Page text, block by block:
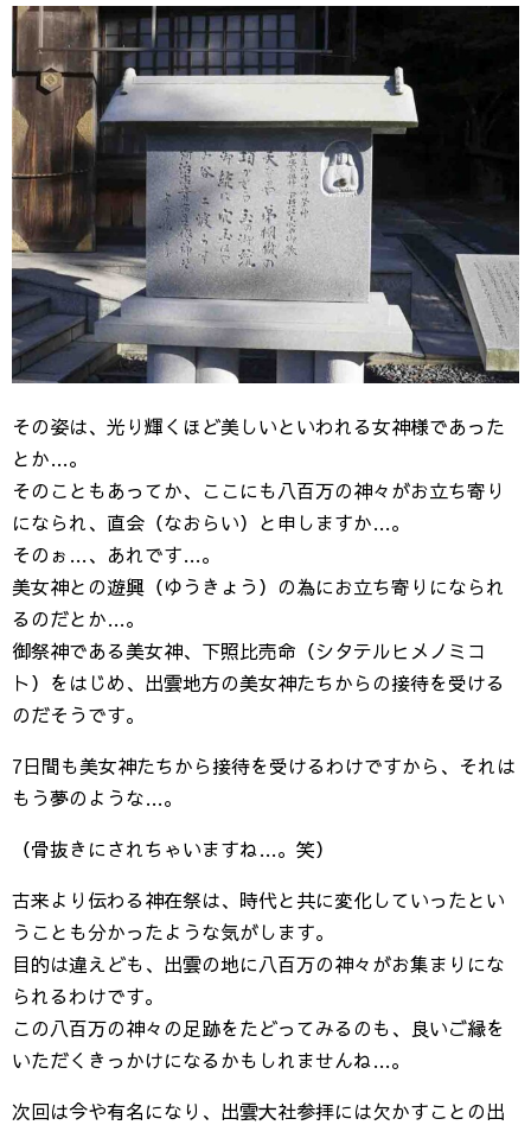
その姿は、光り輝くほど美しいといわれる女神様であった
とか…。
そのこともあってか、ここにも八百万の神々がお立ち寄り
になられ、直会（なおらい）と申しますか…。
そのぉ…、あれです…。
美女神との遊興（ゆうきょう）の為にお立ち寄りになられ
るのだとか…。
御祭神である美女神、下照比売命（シタテルヒメノミコ
ト）をはじめ、出雲地方の美女神たちからの接待を受ける
のだそうです。
7日間も美女神たちから接待を受けるわけですから、それは
もう夢のような…。
（骨抜きにされちゃいますね…。笑）
古来より伝わる神在祭は、時代と共に変化していったとい
うことも分かったような気がします。
目的は違えども、出雲の地に八百万の神々がお集まりにな
られるわけです。
この八百万の神々の足跡をたどってみるのも、良いご縁を
いただくきっかけになるかもしれませんね…。
次回は今や有名になり、出雲大社参拝には欠かすことの出